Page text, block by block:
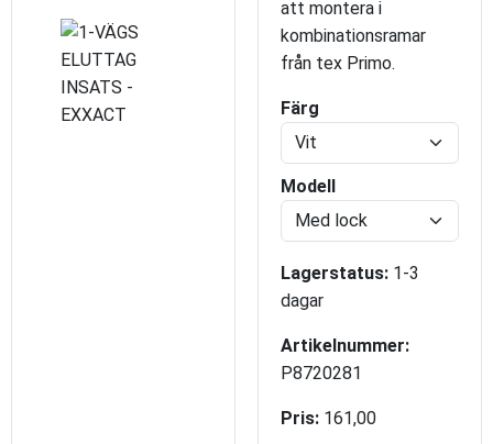
att montera i
kombinationsramar
från tex Primo.
Färg
Modell
Lagerstatus: 1-3
dagar
Artikelnummer:
P8720281
Pris: 161,00